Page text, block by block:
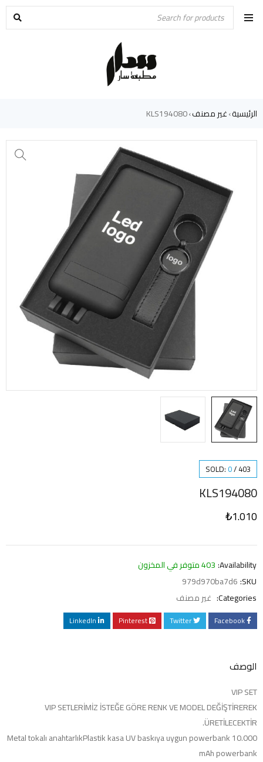
الرئيسية›غير مصنف›
KLS194080
SOLD: 0/403
KLS194080
₺1.010
Availability: 403 متوفر في المخزون
SKU:
979d970ba7d6
Categories: غير مصنف
Facebook
Twitter
Pinterest
LinkedIn
الوصف
VIP SET
VIP SETLERİMİZ İSTEĞE GÖRE RENK VE MODEL DEĞİŞTİREREK
ÜRETİLECEKTİR.
Metal tokalı anahtarlıkPlastik kasa UV baskıya uygun powerbank 10.000
mAh powerbank